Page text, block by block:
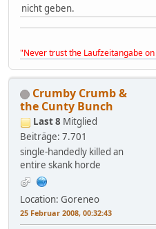
nicht geben.
"Never trust the Laufzeitangabe
Crumby Crumb &
the Cunty Bunch
Last 8 Mitglied
Beiträge: 7.701
single-handedly killed an
entire skank horde
Location: Goreneo
25 Februar 2008, 00:32:43